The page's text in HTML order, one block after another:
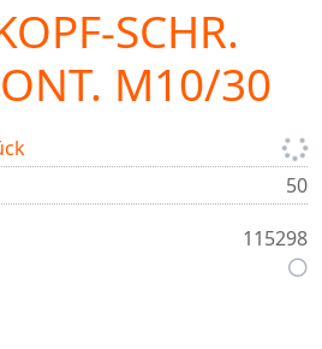
SCHR.
M10/30
50
115298